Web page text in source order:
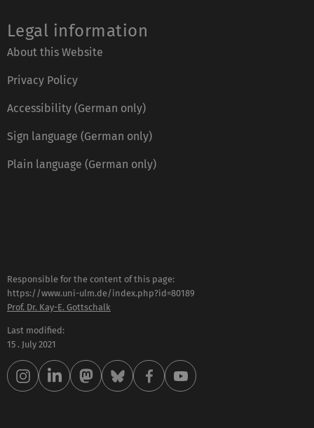
Legal information
About this Website
Privacy Policy
Accessibility (German only)
Sign language (German only)
Plain language (German only)
Responsible for the content of this page:
https://www.uni-ulm.de/index.php?id=80189
Prof. Dr. Kay-E. Gottschalk
Last modified:
15 . July 2021